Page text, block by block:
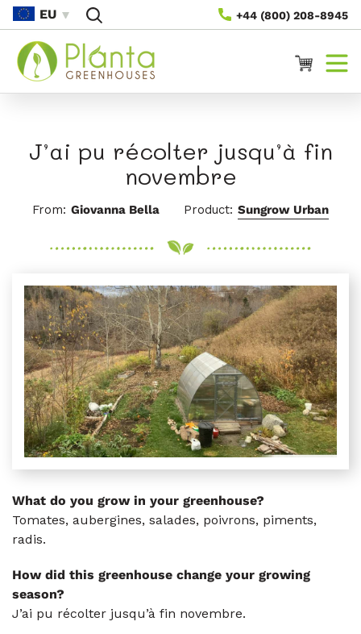
Rach Gu
Susbaint
+44 (800) 208-8945
EU
Cairt
J’ai pu récolter jusqu’à fin
novembre
From: Giovanna Bella Product: Sungrow Urban
What do you grow in your greenhouse?
Tomates, aubergines, salades, poivrons, piments,
radis.
How did this greenhouse change your growing
season?
J’ai pu récolter jusqu’à fin novembre.